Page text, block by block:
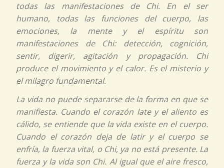
todas las manifestaciones de Chi. En el ser
humano, todas las funciones del cuerpo, las
emociones, la mente y el espíritu son
manifestaciones de Chi:detección, cognición,
sentir, digerir, agitación y propagación. Chi
produce el movimiento y el calor. Es el misterio y
el milagro fundamental.
La vida no puede separarse de la forma en que se
manifiesta. Cuando el corazón late y el aliento es
cálido, se entiende que la vida existe en el cuerpo.
Cuando el corazón deja de latir y el cuerpo se
enfría, la fuerza vital, o Chi, ya no está presente. La
fuerza y la vida son Chi. Al igual que el aire fresco,